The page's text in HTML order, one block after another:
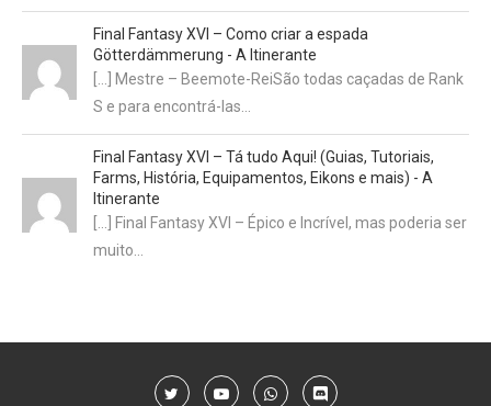
Final Fantasy XVI – Como criar a espada
Götterdämmerung - A Itinerante
[…] Mestre – Beemote-ReiSão todas caçadas de Rank
S e para encontrá-las…
Final Fantasy XVI – Tá tudo Aqui! (Guias, Tutoriais,
Farms, História, Equipamentos, Eikons e mais) - A
Itinerante
[…] Final Fantasy XVI – Épico e Incrível, mas poderia ser
muito…